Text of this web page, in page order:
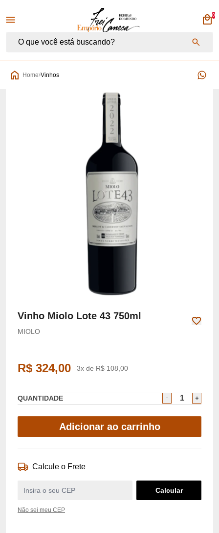
Empório Frei Caneca
0
Home Vinhos
Vinho Miolo Lote 43 750ml
MIOLO
R$ 324,00 3x de R$ 108,00
QUANTIDADE
Adicionar ao carrinho
Calcule o Frete
Não sei meu CEP